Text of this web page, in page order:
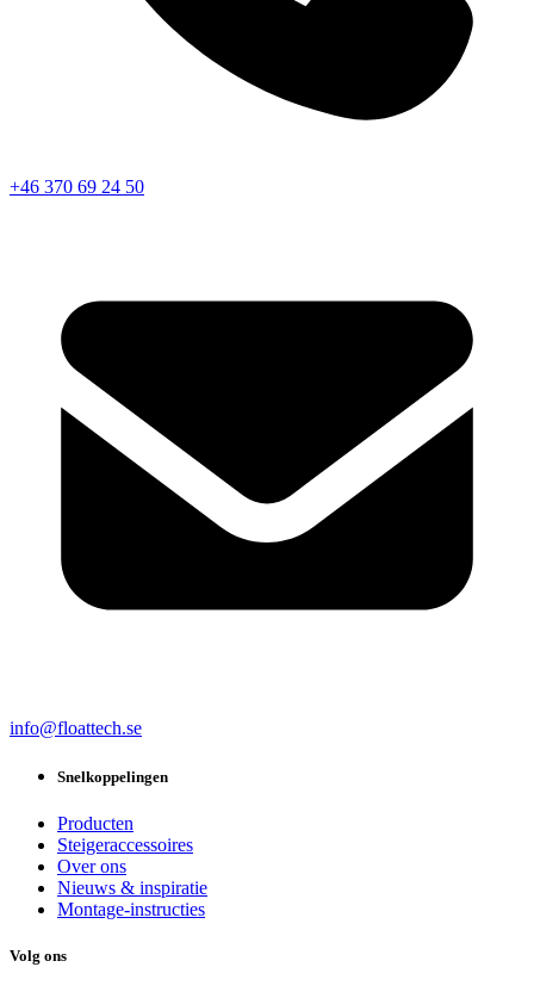
+46 370 69 24 50
info@floattech.se
Snelkoppelingen
Producten
Steigeraccessoires
Over ons
Nieuws & inspiratie
Montage-instructies
Volg ons